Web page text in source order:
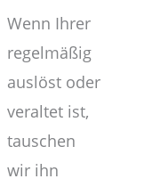
Wenn Ihrer
regelmäßig
auslöst oder
veraltet ist,
tauschen
wir ihn